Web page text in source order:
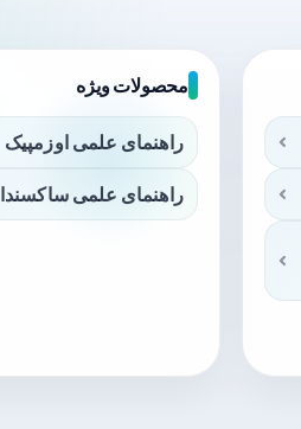
محصولات ویژه
راهنمای علمی اوزمپیک
راهنمای علمی ساکسندا